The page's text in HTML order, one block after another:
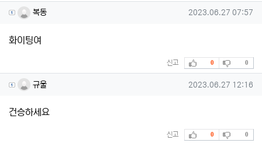
복동님의 댓글
복동 작성일
2023.06.27 07:57
화이팅여
신고 추천
0 비추천
0
규울님의 댓글
규울 작성일
2023.06.27 12:16
건승하세요
신고 추천
0 비추천
0